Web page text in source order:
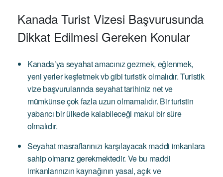
Kanada Turist Vizesi Başvurusunda
Dikkat Edilmesi Gereken Konular
Kanada’ya seyahat amacınız gezmek, eğlenmek,
yeni yerler keşfetmek vb gibi turistik olmalıdır. Turistik
vize başvurularında seyahat tarihiniz net ve
mümkünse çok fazla uzun olmamalıdır. Bir turistin
yabancı bir ülkede kalabileceği makul bir süre
olmalıdır.
Seyahat masraflarınızı karşılayacak maddi imkanlara
sahip olmanız gerekmektedir. Ve bu maddi
imkanlarınızın kaynağının yasal, açık ve